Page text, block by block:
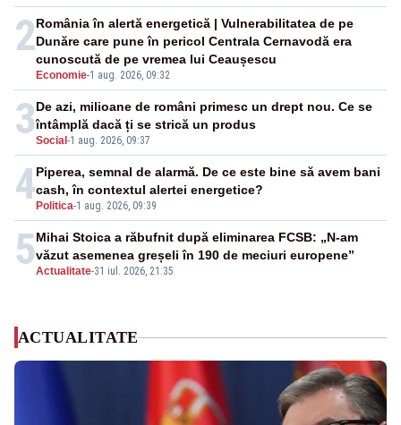
2
Economie-1 aug. 2026, 09:32
România în alertă energetică | Vulnerabilitatea de pe
Dunăre care pune în pericol Centrala Cernavodă era
cunoscută de pe vremea lui Ceaușescu
3Social -1 aug. 2026, 09:37
De azi, milioane de români primesc un drept nou. Ce se
întâmplă dacă ți se strică un produs
4 Politica-1 aug. 2026, 09:39
Piperea, semnal de alarmă. De ce este bine să avem bani
cash, în contextul alertei energetice?
5Actualitate-31 iul. 2026, 21:35
Mihai Stoica a răbufnit după eliminarea FCSB: „N-am
văzut asemenea greșeli în 190 de meciuri europene”
ACTUALITATE